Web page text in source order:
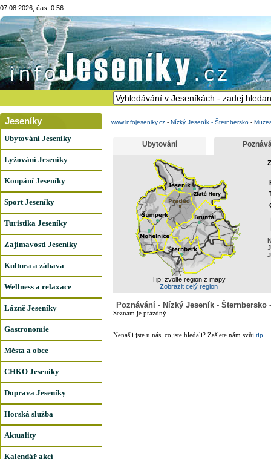
07.08.2026, čas: 0:56
Jeseníky
Ubytování Jeseníky
Lyžování Jeseníky
Koupání Jeseníky
Sport Jeseníky
Turistika Jeseníky
Zajímavosti Jeseníky
Kultura a zábava
Wellness a relaxace
Lázně Jeseníky
Gastronomie
Města a obce
CHKO Jeseníky
Doprava Jeseníky
Horská služba
Aktuality
Kalendář akcí
www.infojeseniky.cz - Nízký Jeseník - Šternbersko -
Ubytování
Tip: zvolte region z mapy
Zobrazit celý region
Poznávání - Nízký Jeseník - Šternbersko
Seznam je prázdný.
Nenašli jste u nás, co jste hledali? Zašlete nám svůj tip